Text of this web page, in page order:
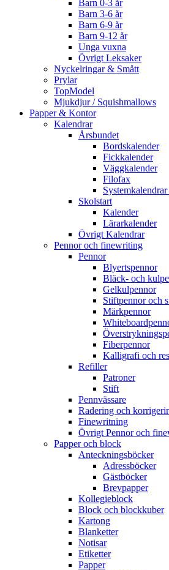
Barn 0-3 år
Barn 3-6 år
Barn 6-9 år
Barn 9-12 år
Unga vuxna
Övrigt Leksaker
Nyckelringar & Smått
Prylar
TopModel
Mjukdjur / Squishmallows
Papper & Kontor
Kalendrar
Årsbundet
Bordskalender
Fickkalender
Väggkalender
Filofax
Skolstart
Kalender
Lärarkalender
Övrigt Kalendrar
Pennor och finewriting
Pennor
Blyertspennor
Bläck- och
Gelkulpennor
Stiftpennor och
Märkpennor
Fiberpennor
Kalligrafi och
Refiller
Patroner
Stift
Pennvässare
Radering och
Finewritning
Övrigt Pennor och
Papper och block
Anteckningsböcker
Adressböcker
Gästböcker
Brevpapper
Kollegieblock
Block och blockkuber
Kartong
Blanketter
Notisar
Etiketter
Papper